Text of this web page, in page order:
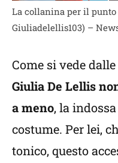
La collanina per il
Giuliadelellis103) –
Come si vede
Giulia De Lellis
a meno, la
costume. Per lei,
tonico, questo